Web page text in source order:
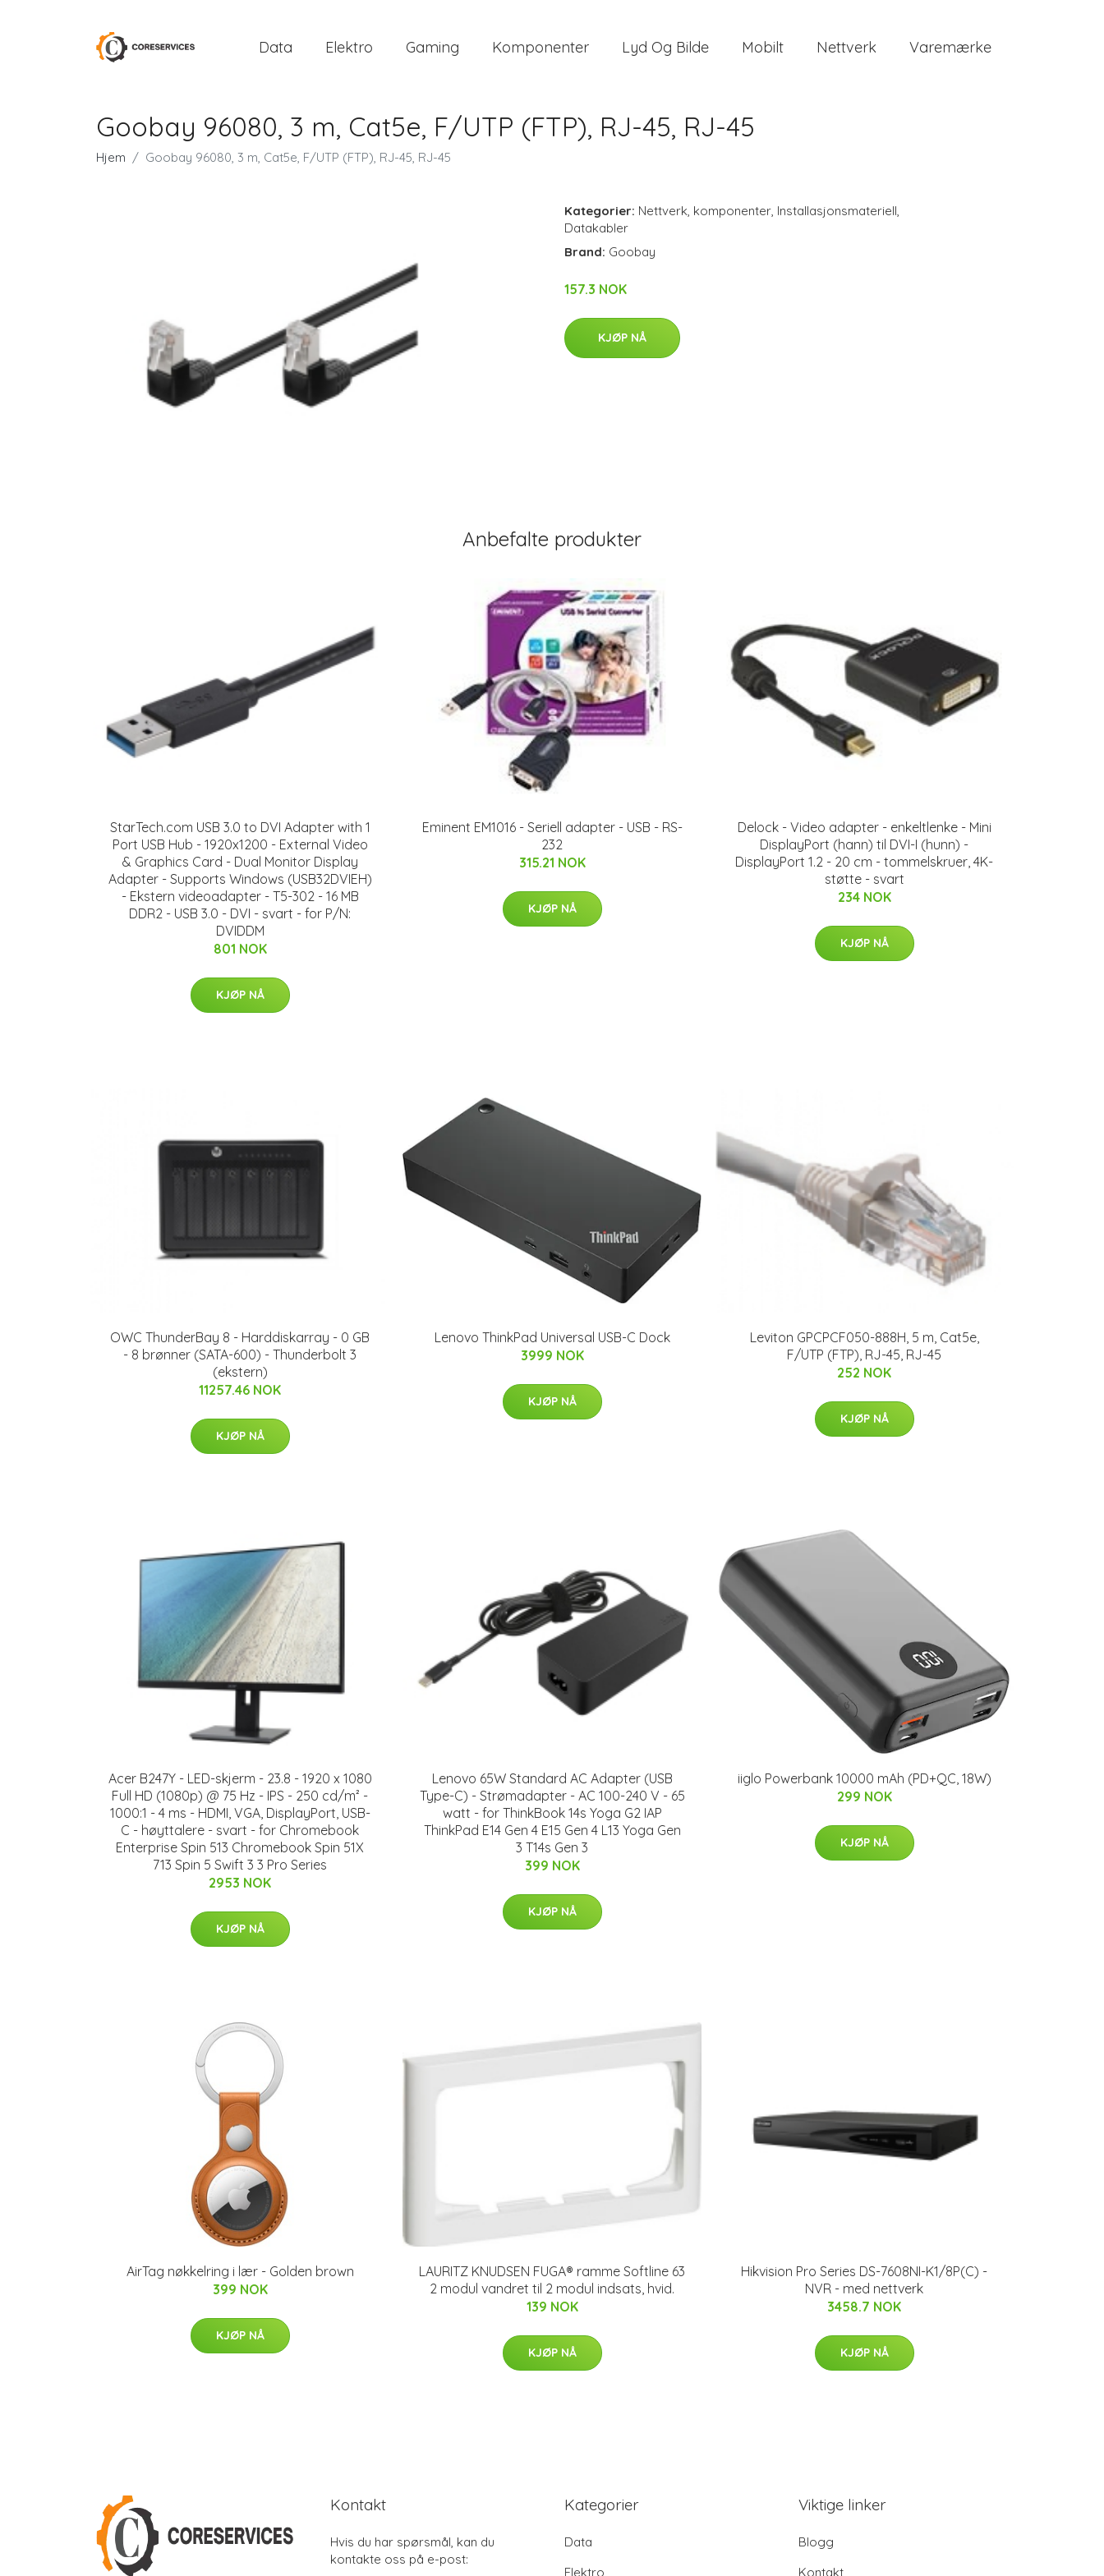
Data Elektro Gaming Komponenter Lyd Og Bilde Mobilt Nettverk Varemærke
Goobay 96080, 3 m, Cat5e, F/UTP (FTP), RJ-45, RJ-45
Hjem Goobay 96080, 3 m, Cat5e, F/UTP (FTP), RJ-45, RJ-45
Kategorier: Nettverk, komponenter, Installasjonsmateriell,
Datakabler
Brand: Goobay
157.3 NOK
KJØP NÅ
Anbefalte produkter
StarTech.com USB 3.0 to DVI Adapter with 1
Port USB Hub - 1920x1200 - External Video
& Graphics Card - Dual Monitor Display
Adapter - Supports Windows (USB32DVIEH)
- Ekstern videoadapter - T5-302 - 16 MB
DDR2 - USB 3.0 - DVI - svart - for P/N:
DVIDDM
801 NOK
KJØP NÅ
Eminent EM1016 - Seriell adapter - USB - RS-
232
315.21 NOK
KJØP NÅ
Delock - Video adapter - enkeltlenke - Mini
DisplayPort (hann) til DVI-I (hunn) -
DisplayPort 1.2 - 20 cm - tommelskruer, 4K-
støtte - svart
234 NOK
KJØP NÅ
OWC ThunderBay 8 - Harddiskarray - 0 GB
- 8 brønner (SATA-600) - Thunderbolt 3
(ekstern)
11257.46 NOK
KJØP NÅ
Lenovo ThinkPad Universal USB-C Dock
3999 NOK
KJØP NÅ
Leviton GPCPCF050-888H, 5 m, Cat5e,
F/UTP (FTP), RJ-45, RJ-45
252 NOK
KJØP NÅ
Acer B247Y - LED-skjerm - 23.8 - 1920 x 1080
Full HD (1080p) @ 75 Hz - IPS - 250 cd/m² -
1000:1 - 4 ms - HDMI, VGA, DisplayPort, USB-
C - høyttalere - svart - for Chromebook
Enterprise Spin 513 Chromebook Spin 51X
713 Spin 5 Swift 3 3 Pro Series
2953 NOK
KJØP NÅ
Lenovo 65W Standard AC Adapter (USB
Type-C) - Strømadapter - AC 100-240 V - 65
watt - for ThinkBook 14s Yoga G2 IAP
ThinkPad E14 Gen 4 E15 Gen 4 L13 Yoga Gen
3 T14s Gen 3
399 NOK
KJØP NÅ
iiglo Powerbank 10000 mAh (PD+QC, 18W)
299 NOK
KJØP NÅ
AirTag nøkkelring i lær - Golden brown
399 NOK
KJØP NÅ
LAURITZ KNUDSEN FUGA® ramme Softline 63
2 modul vandret til 2 modul indsats, hvid.
139 NOK
KJØP NÅ
Hikvision Pro Series DS-7608NI-K1/8P(C) -
NVR - med nettverk
3458.7 NOK
KJØP NÅ
Kontakt
Hvis du har spørsmål, kan du
kontakte oss på e-post:
Kategorier
Data
Elektro
Viktige linker
Blogg
Kontakt